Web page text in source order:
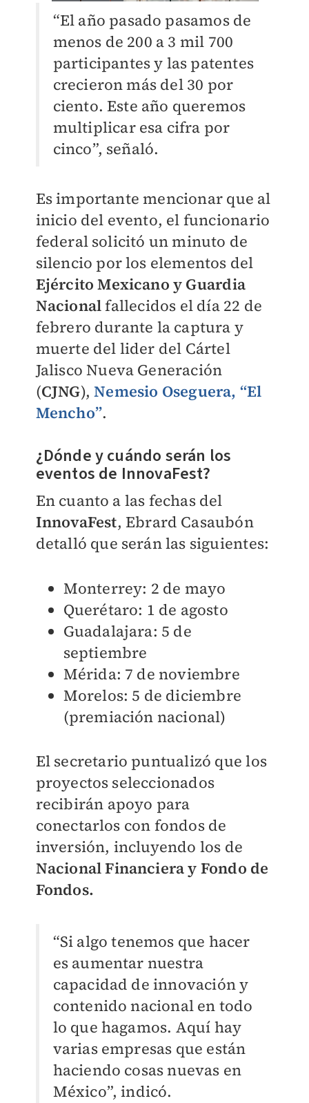
“El año pasado pasamos de
menos de 200 a 3 mil 700
participantes y las patentes
crecieron más del 30 por
ciento. Este año queremos
multiplicar esa cifra por
cinco”, señaló.
Es importante mencionar que al
inicio del evento, el funcionario
federal solicitó un minuto de
silencio por los elementos del
Ejército Mexicano y Guardia
Nacionalfallecidos el día 22 de
febrero durante la captura y
muerte del lider del Cártel
Jalisco Nueva Generación
(CJNG),Nemesio Oseguera, “El
Mencho”.
¿Dónde y cuándo serán los
eventos de InnovaFest?
En cuanto a las fechas del
InnovaFest, Ebrard Casaubón
detalló que serán las siguientes:
Monterrey: 2 de mayo
Querétaro: 1 de agosto
Guadalajara: 5 de
septiembre
Mérida: 7 de noviembre
Morelos: 5 de diciembre
(premiación nacional)
El secretario puntualizó que los
proyectos seleccionados
recibirán apoyo para
conectarlos con fondos de
inversión, incluyendo los de
Nacional Financiera y Fondo de
Fondos.
“Si algo tenemos que hacer
es aumentar nuestra
capacidad de innovación y
contenido nacional en todo
lo que hagamos. Aquí hay
varias empresas que están
haciendo cosas nuevas en
México”, indicó.